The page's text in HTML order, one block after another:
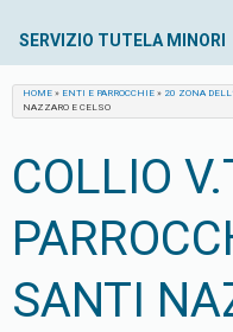
SERVIZIO TUTELA MINORI
HOME » ENTI E PARROCCHIE » 20 ZONA
NAZZARO E CELSO
COLLIO
SANTI